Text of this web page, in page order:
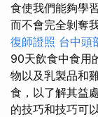
食使我們能夠學
而不會完全剝奪
復師證照 台中頭
90天飲食中食用
物以及乳製品和
食，以了解其益
的技巧和技巧可